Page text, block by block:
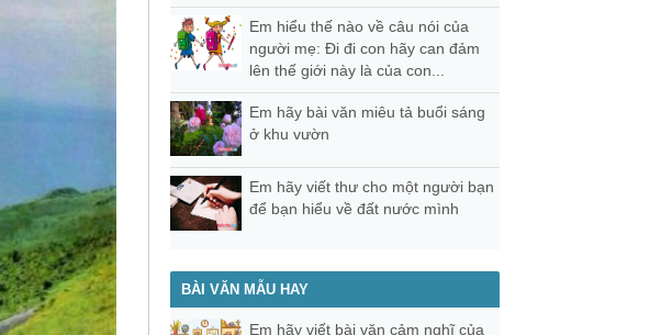
Em hiểu thế nào về câu nói của
người mẹ: Đi đi con hãy can đảm
lên thế giới này là của con...
Em hãy bài văn miêu tả buổi sáng
ở khu vườn
Em hãy viết thư cho một người bạn
để bạn hiểu về đất nước mình
BÀI VĂN MẪU HAY
Em hãy viết bài văn cảm nghĩ của